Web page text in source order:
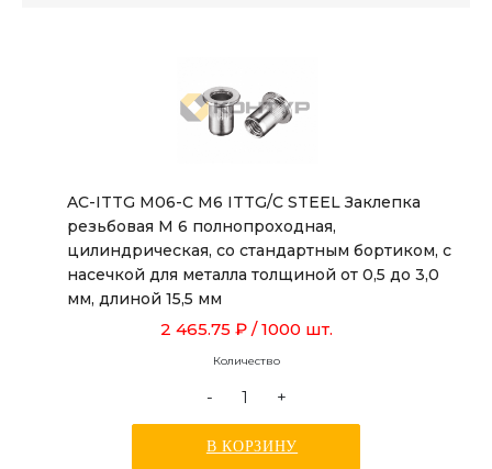
AC-ITTG M06-C M6 ITTG/C STEEL Заклепка
резьбовая М 6 полнопроходная,
цилиндрическая, со стандартным бортиком, с
насечкой для металла толщиной от 0,5 до 3,0
мм, длиной 15,5 мм
2 465.75 ₽ / 1000 шт.
Количество
- +
В КОРЗИНУ